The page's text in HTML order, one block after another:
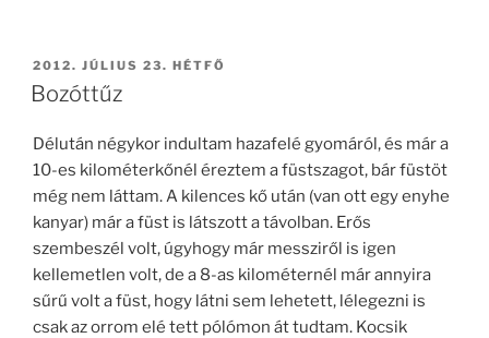
BEKÜLDVE:
2012. JÚLIUS 23. HÉTFŐ
Bozóttűz
Délután négykor indultam hazafelé gyomáról, és már a
10-es kilométerkőnél éreztem a füstszagot, bár füstöt
még nem láttam. A kilences kő után (van ott egy enyhe
kanyar) már a füst is látszott a távolban. Erős
szembeszél volt, úgyhogy már messziről is igen
kellemetlen volt, de a 8-as kilométernél már annyira
sűrű volt a füst, hogy látni sem lehetett, lélegezni is
csak az orrom elé tett pólómon át tudtam. Kocsik